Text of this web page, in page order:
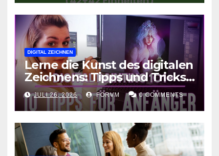
DIGITAL ZEICHNEN
Lerne die Kunst des digitalen
Zeichnens: Tipps und Tricks
für kreative Ausdruckskunst
JULI 26, 2026 FORVM 0 COMMENTS